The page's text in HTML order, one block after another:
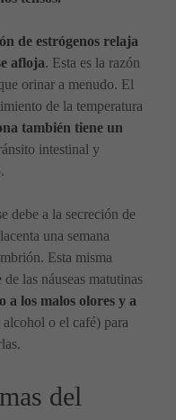
de estrógenos relaja
afloja. Esta es la razón
orinar a menudo. El
de la temperatura
también tiene un
intestinal y
debe a la secreción de
una semana
Esta misma
las náuseas matutinas
a los malos olores y a
o el café) para
del